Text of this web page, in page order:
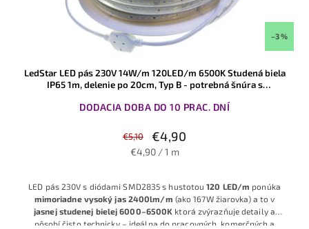
–3 %
LedStar LED pás 230V 14W/m 120LED/m 6500K Studená biela
IP65 1m, delenie po 20cm, Typ B - potrebná šnúra s
DODACIA DOBA DO 10 PRAC. DNÍ
€5,10 €4,90
€4,90 / 1 m
LED pás 230V s diódami SMD2835 s hustotou120 LED/m ponúka
mimoriadne vysoký jas 2400lm/m (ako 167W žiarovka) a to v
jasnej studenej bielej 6000–6500K ktorá zvýrazňuje detaily a
pôsobí čisto technicky – ideálna do pracovných, komerčných a